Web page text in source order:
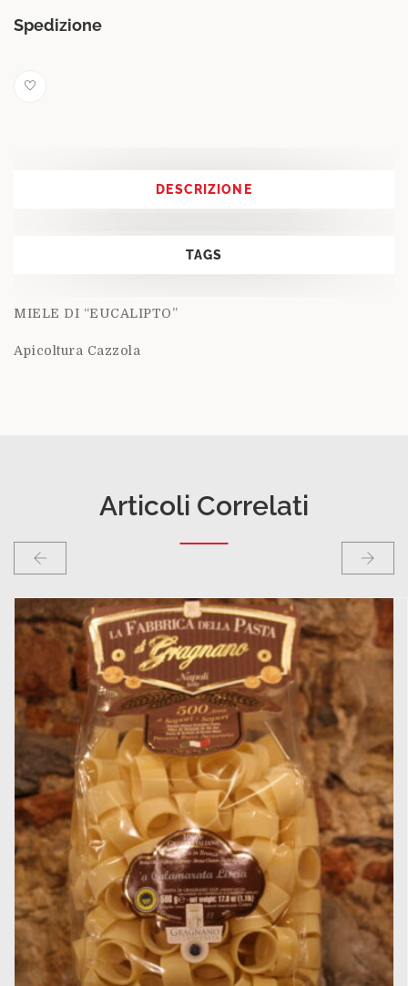
Spedizione
DESCRIZIONE
TAGS
MIELE DI “EUCALIPTO”
Apicoltura Cazzola
Articoli Correlati